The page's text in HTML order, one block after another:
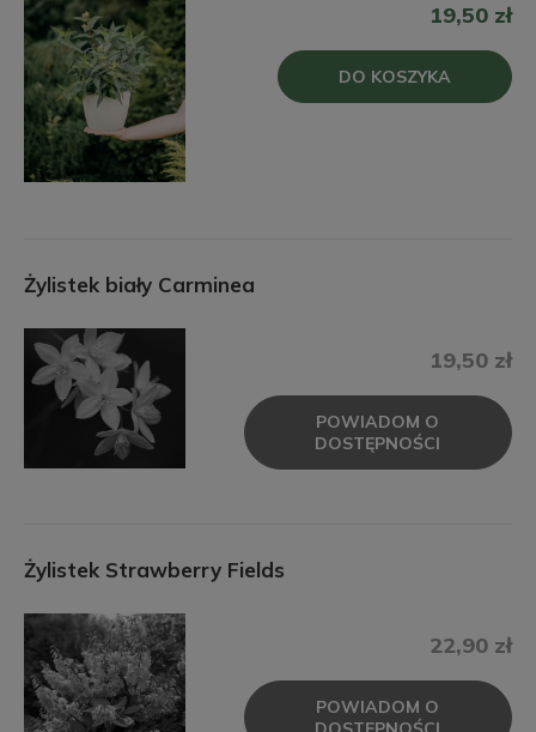
19,50 zł
DO KOSZYKA
Żylistek biały Carminea
19,50 zł
POWIADOM O
DOSTĘPNOŚCI
Żylistek Strawberry Fields
22,90 zł
POWIADOM O